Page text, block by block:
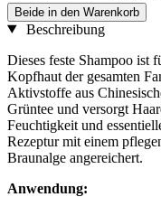
Beide in den Warenkorb
Beschreibung
Dieses feste Shampoo ist
Kopfhaut der gesamten
Aktivstoffe aus
Grüntee und versorgt
Feuchtigkeit und
Rezeptur mit einem
Braunalge angereichert.
Anwendung: